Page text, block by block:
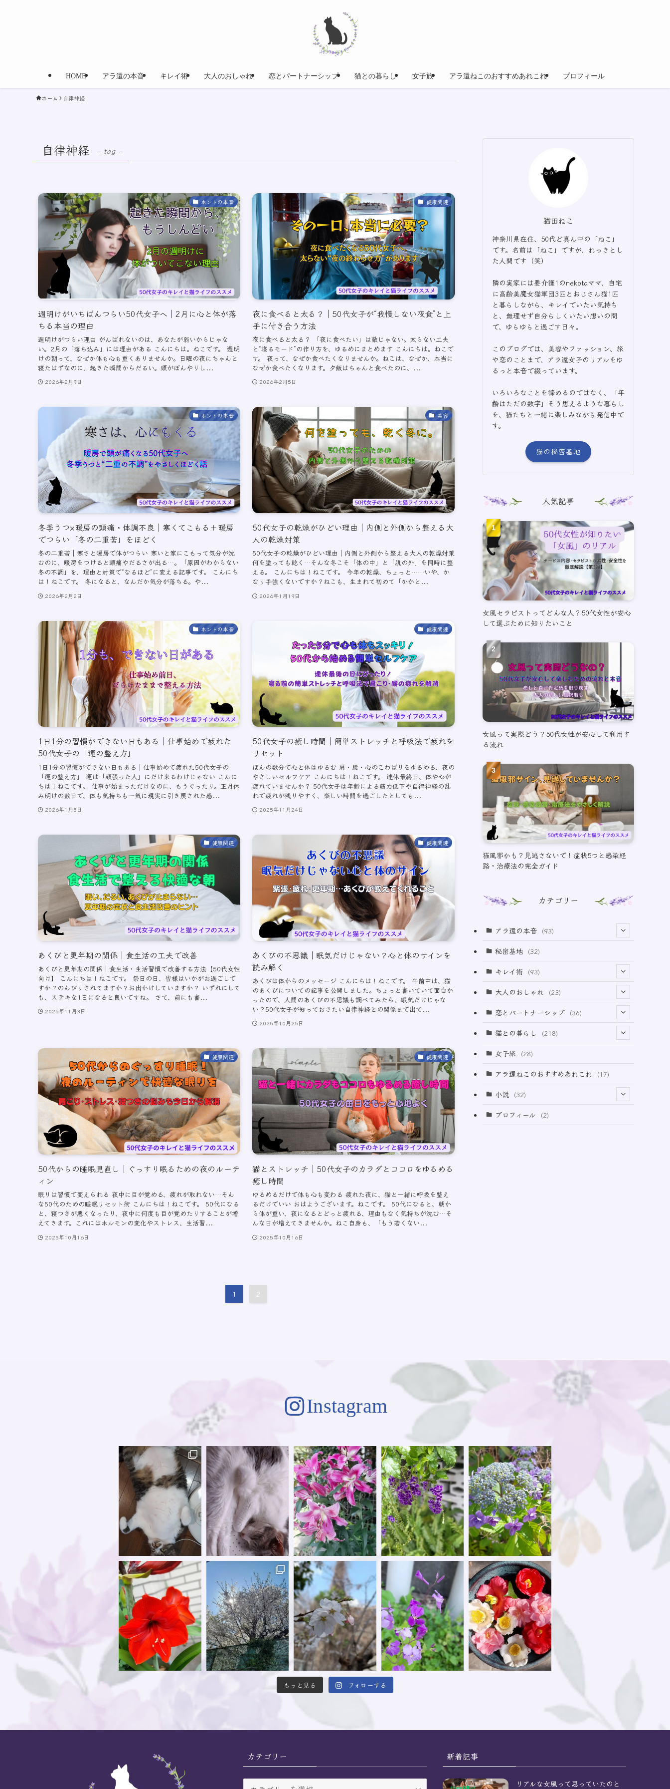
HOME アラ還の本音 キレイ術 大人のおしゃれ 恋とパートナーシップ 猫との暮らし 女子旅 アラ還ねこのおすすめあれこれ プロフィール
ホーム 自律神経
自律神経 – tag –
ホントの本音
週明けがいちばんつらい50代女子へ｜2月に心と体が落
ちる本当の理由
週明けがつらい理由 がんばれないのは、あなたが弱いからじゃな
い。2月の「落ち込み」には理由がある こんにちは。ねこです。 週明
けの朝って、なぜか体も心も重くありませんか。日曜の夜にちゃんと
寝たはずなのに、起きた瞬間からだるい。頭がぼんやりし...
2026年2月9日
健康関連
夜に食べると太る？｜50代女子が“我慢しない夜食”と上
手に付き合う方法
夜に食べると太る？ 「夜に食べたい」は敵じゃない。太らない工夫
と“寝るモード”の作り方を、ゆるめにまとめます こんにちは。ねこで
す。 夜って、なぜか食べたくなりませんか。ねこは、なぜか、本当に
なぜか食べたくなります。夕飯はちゃんと食べたのに、...
2026年2月5日
ホントの本音
冬季うつ×暖房の頭痛・体調不良｜寒くてこもる＋暖房
でつらい「冬の二重苦」をほどく
冬の二重苦｜寒さと暖房で体がつらい 寒いと家にこもって気分が沈
むのに、暖房をつけると頭痛やだるさが出る…。「原因がわからない
冬の不調」を、理由と対策で“なるほど”に変える記事です。 こんにち
は！ねこです。 冬になると、なんだか気分が落ちる。や...
2026年2月2日
美容
50代女子の乾燥がひどい理由｜内側と外側から整える大
人の乾燥対策
50代女子の乾燥がひどい理由｜内側と外側から整える大人の乾燥対策
何を塗っても乾く…そんな冬こそ「体の中」と「肌の外」を同時に整
える。 こんにちは！ねこです。 今年の乾燥、ちょっと……いや、か
なり手強くないですか？ねこも、生まれて初めて「かかと...
2026年1月19日
ホントの本音
1日1分の習慣ができない日もある｜仕事始めで疲れた
50代女子の「運の整え方」
1日1分の習慣ができない日もある｜仕事始めで疲れた50代女子の
「運の整え方」 運は「頑張った人」にだけ来るわけじゃない こんに
ちは！ねこです。 仕事が始まっただけなのに、もうぐったり。正月休
み明けの数日で、体も気持ちも一気に現実に引き戻された感...
2026年1月5日
健康関連
50代女子の癒し時間｜簡単ストレッチと呼吸法で疲れを
リセット
ほんの数分で心と体はゆるむ 肩・腰・心のこわばりをゆるめる、夜の
やさしいセルフケア こんにちは！ねこです。 連休最終日、体や心が
疲れていませんか？ 50代女子は年齢による筋力低下や自律神経の乱
れで疲れが残りやすく、楽しい時間を過ごしたとしても...
2025年11月24日
健康関連
あくびと更年期の関係｜食生活の工夫で改善
あくびと更年期の関係｜食生活・生活習慣で改善する方法【50代女性
向け】 こんにちは！ねこです。 祭日の日、皆様はいかがお過ごしで
すか？のんびりされてますか？お出かけしていますか？ いずれにして
も、ステキな1日になると良いですね。 さて、前にも書...
2025年11月3日
健康関連
あくびの不思議｜眠気だけじゃない？心と体のサインを
読み解く
あくびは体からのメッセージ こんにちは！ねこです。 午前中は、猫
のあくびについての記事を公開しました。ちょっと書いていて面白か
ったので、人間のあくびの不思議も調べてみたら、眠気だけじゃな
い？50代女子が知っておきたい自律神経との関係まで出て...
2025年10月25日
健康関連
50代からの睡眠見直し｜ぐっすり眠るための夜のルーテ
ィン
眠りは習慣で変えられる 夜中に目が覚める、疲れが取れない…そん
な50代のための睡眠リセット術 こんにちは！ねこです。 50代になる
と、寝つきが悪くなったり、夜中に何度も目が覚めたりすることが増
えてきます。これにはホルモンの変化やストレス、生活習...
2025年10月16日
健康関連
猫とストレッチ｜50代女子のカラダとココロをゆるめる
癒し時間
ゆるめるだけで体も心も変わる 疲れた夜に、猫と一緒に呼吸を整え
るだけでいい おはようございます。ねこです。 50代になると、朝か
ら体が重い、夜になるとどっと疲れる、理由もなく気持ちが沈む…そ
んな日が増えてきませんか。ねこ自身も、「もう若くない...
2025年10月16日
1 2
猫田ねこ
神奈川県在住、50代ど真ん中の「ねこ」
です。名前は「ねこ」ですが、れっきとし
た人間です（笑）
隣の実家には要介護1のnekotaママ、自宅
に高齢美魔女猫軍団3匹とおじさん猫1匹
と暮らしながら、キレイでいたい気持ち
と、無理せず自分らしくいたい想いの間
で、ゆらゆらと過ごす日々。
このブログでは、美容やファッション、旅
や恋のことまで、アラ還女子のリアルをゆ
るっと本音で綴っています。
いろいろなことを諦めるのではなく、「年
齢はただの数字」そう思えるような暮らし
を、猫たちと一緒に楽しみながら発信中で
す。
猫の秘密基地
人気記事
女風セラピストってどんな人？50代女性が安心
して選ぶために知りたいこと
女風って実際どう？50代女性が安心して利用す
る流れ
猫風邪かも？見逃さないで！症状5つと感染経
路・治療法の完全ガイド
カテゴリー
アラ還の本音 (93)
(69)
(18)
秘密基地 (32)
キレイ術 (93)
(32)
(49)
大人のおしゃれ (23)
(21)
(2)
恋とパートナーシップ (36)
(33)
(3)
猫との暮らし (218)
(21)
(49)
(73)
女子旅 (28)
アラ還ねこのおすすめあれこれ (17)
小説 (32)
プロフィール (2)
Instagram
もっと見る フォローする
カテゴリー 新着記事
リアルな女風って思っていたのと